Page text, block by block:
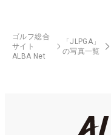
ゴルフ総合
サイト
ALBA Net
「JLPGA」
の写真一覧